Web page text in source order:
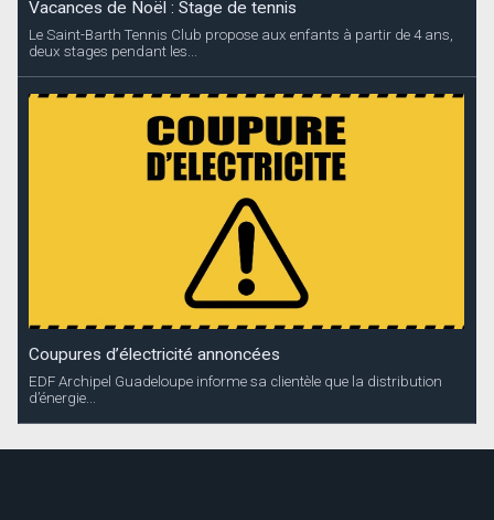
Vacances de Noël : Stage de tennis
Le Saint-Barth Tennis Club propose aux enfants à partir de 4 ans,
deux stages pendant les...
Coupures d’électricité annoncées
EDF Archipel Guadeloupe informe sa clientèle que la distribution
d’énergie...